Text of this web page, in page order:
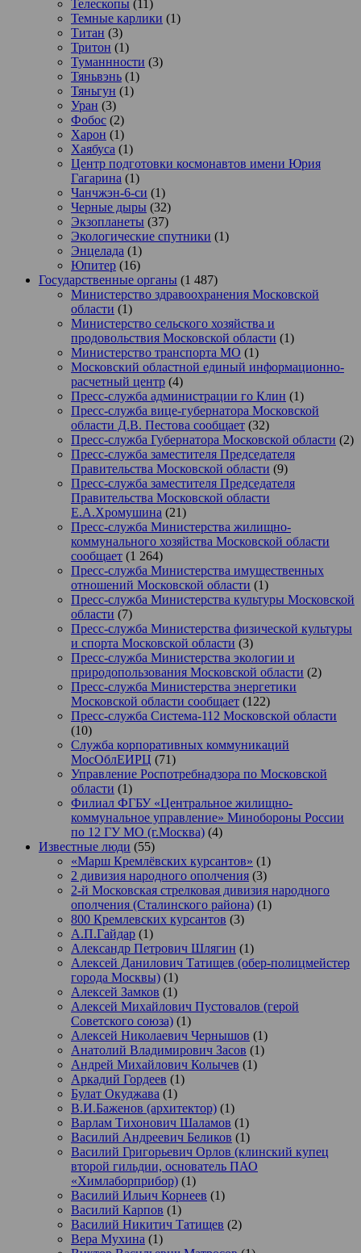
Телескопы (11)
Темные карлики (1)
Титан (3)
Тритон (1)
Туманнности (3)
Тяньвэнь (1)
Тяньгун (1)
Уран (3)
Фобос (2)
Харон (1)
Хаябуса (1)
Центр подготовки космонавтов имени Юрия
Гагарина (1)
Чанчжэн-6-си (1)
Черные дыры (32)
Экзопланеты (37)
Экологические спутники (1)
Энцелада (1)
Юпитер (16)
Государственные органы (1 487)
Министерство здравоохранения Московской
области (1)
Министерство сельского хозяйства и
продовольствия Московской области (1)
Министерство транспорта МО (1)
Московский областной единый информационно-
расчетный центр (4)
Пресс-служба администрации го Клин (1)
Пресс-служба вице-губернатора Московской
области Д.В. Пестова сообщает (32)
Пресс-служба Губернатора Московской области (2)
Пресс-служба заместителя Председателя
Правительства Московской области (9)
Пресс-служба заместителя Председателя
Правительства Московской области
Е.А.Хромушина (21)
Пресс-служба Министерства жилищно-
коммунального хозяйства Московской области
сообщает (1 264)
Пресс-служба Министерства имущественных
отношений Московской области (1)
Пресс-служба Министерства культуры Московской
области (7)
Пресс-служба Министерства физической культуры
и спорта Московской области (3)
Пресс-служба Министерства экологии и
природопользования Московской области (2)
Пресс-служба Министерства энергетики
Московской области сообщает (122)
Пресс-служба Система-112 Московской области
(10)
Служба корпоративных коммуникаций
МосОблЕИРЦ (71)
Управление Роспотребнадзора по Московской
области (1)
Филиал ФГБУ «Центральное жилищно-
коммунальное управление» Минобороны России
по 12 ГУ МО (г.Москва) (4)
Известные люди (55)
«Марш Кремлёвских курсантов» (1)
2 дивизия народного ополчения (3)
2-й Московская стрелковая дивизия народного
ополчения (Сталинского района) (1)
800 Кремлевских курсантов (3)
А.П.Гайдар (1)
Александр Петрович Шлягин (1)
Алексей Данилович Татищев (обер-полицмейстер
города Москвы) (1)
Алексей Замков (1)
Алексей Михайлович Пустовалов (герой
Советского союза) (1)
Алексей Николаевич Чернышов (1)
Анатолий Владимирович Засов (1)
Андрей Михайлович Колычев (1)
Аркадий Гордеев (1)
Булат Окуджава (1)
В.И.Баженов (архитектор) (1)
Варлам Тихонович Шаламов (1)
Василий Андреевич Беликов (1)
Василий Григорьевич Орлов (клинский купец
второй гильдии, основатель ПАО
«Химлаборприбор) (1)
Василий Ильич Корнеев (1)
Василий Карпов (1)
Василий Никитич Татищев (2)
Вера Мухина (1)